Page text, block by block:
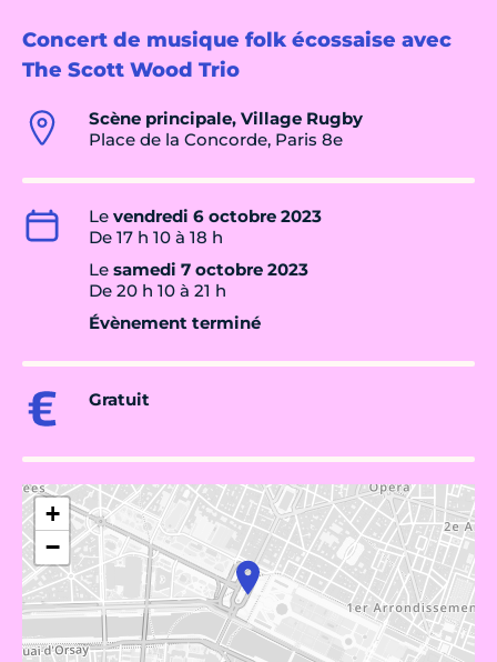
Concert de musique folk écossaise avec
The Scott Wood Trio
Scène principale, Village Rugby
Place de la Concorde, Paris 8e
Le vendredi 6 octobre 2023
De 17 h 10 à 18 h
Le samedi 7 octobre 2023
De 20 h 10 à 21 h
Évènement terminé
Gratuit
+
−